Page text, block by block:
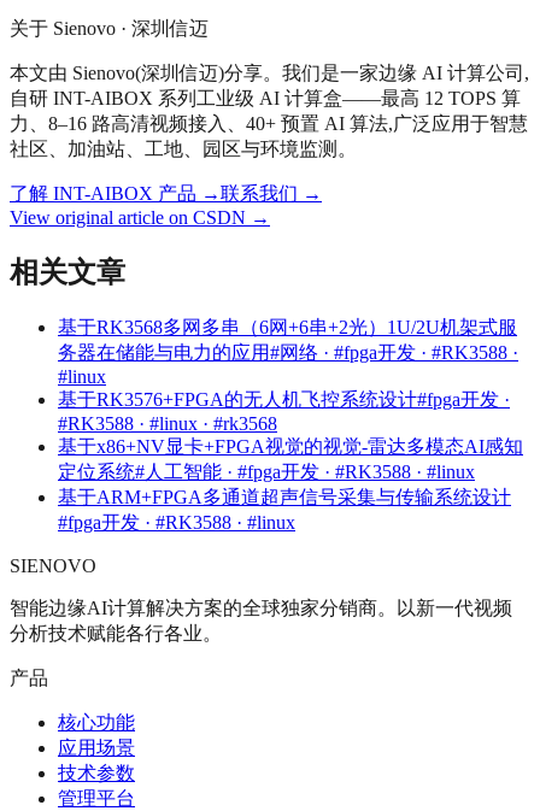
关于 Sienovo · 深圳信迈
本文由 Sienovo(深圳信迈)分享。我们是一家边缘 AI 计算公司,
自研 INT-AIBOX 系列工业级 AI 计算盒——最高 12 TOPS 算
力、8–16 路高清视频接入、40+ 预置 AI 算法,广泛应用于智慧
社区、加油站、工地、园区与环境监测。
了解 INT-AIBOX 产品 →联系我们 →
View original article on CSDN →
相关文章
基于RK3568多网多串（6网+6串+2光）1U/2U机架式服
务器在储能与电力的应用#网络 · #fpga开发 · #RK3588 ·
#linux
基于RK3576+FPGA的无人机飞控系统设计#fpga开发 ·
#RK3588 · #linux · #rk3568
基于x86+NV显卡+FPGA视觉的视觉-雷达多模态AI感知
定位系统#人工智能 · #fpga开发 · #RK3588 · #linux
基于ARM+FPGA多通道超声信号采集与传输系统设计
#fpga开发 · #RK3588 · #linux
SIENOVO
智能边缘AI计算解决方案的全球独家分销商。以新一代视频
分析技术赋能各行各业。
产品
核心功能
应用场景
技术参数
管理平台